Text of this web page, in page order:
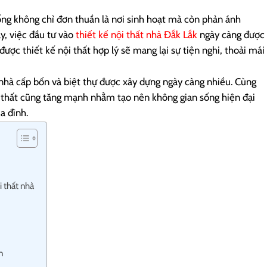
không chỉ đơn thuần là nơi sinh hoạt mà còn phản ánh
việc đầu tư vàothiết kế nội thất nhà Đắk Lắk ngày càng được
thiết kế nội thất hợp lý sẽ mang lại sự tiện nghi, thoải mái
cấp bốn và biệt thự được xây dựng ngày càng nhiều. Cùng
cũng tăng mạnh nhằm tạo nên không gian sống hiện đại
đình.
thất nhà